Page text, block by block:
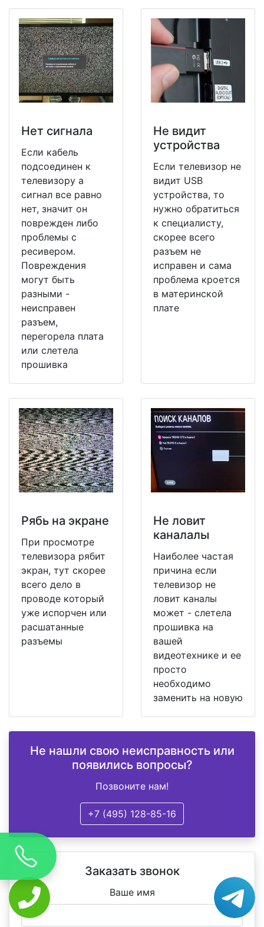
Нет сигнала
Если кабель
подсоединен к
телевизору а
сигнал все равно
нет, значит он
поврежден либо
проблемы с
ресивером.
Повреждения
могут быть
разными -
неисправен
разъем,
перегорела плата
или слетела
прошивка
Не видит
устройства
Если телевизор не
видит USB
устройства, то
нужно обратиться
к специалисту,
скорее всего
разъем не
исправен и сама
проблема кроется
в материнской
плате
Рябь на экране
При просмотре
телевизора рябит
экран, тут скорее
всего дело в
проводе который
уже испорчен или
расшатанные
разъемы
Не ловит
каналалы
Наиболее частая
причина если
телевизор не
ловит каналы
может - слетела
прошивка на
вашей
видеотехнике и ее
просто
необходимо
заменить на новую
Не нашли свою неисправность или
появились вопросы?
Позвоните нам!
+7 (495) 128-85-16
Заказать звонок
Ваше имя